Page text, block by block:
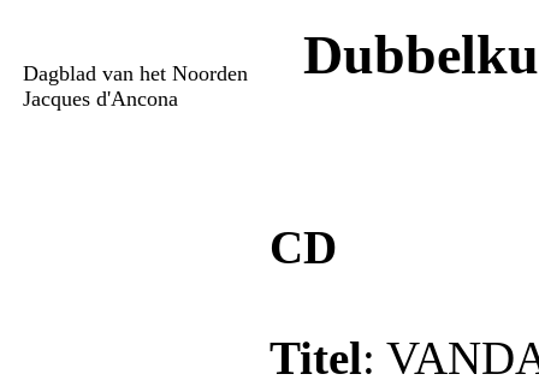
Dagblad van het Noorden
Jacques d'Ancona
CD
Titel: